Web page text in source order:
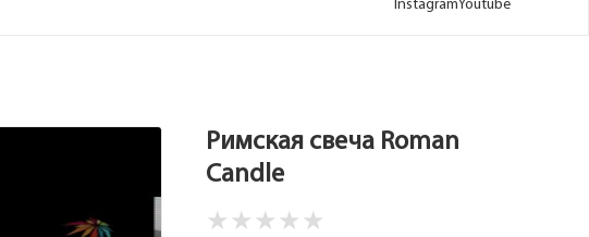
InstagramYoutube
Римская свеча Roman
Candle
★ ★ ★ ★ ★